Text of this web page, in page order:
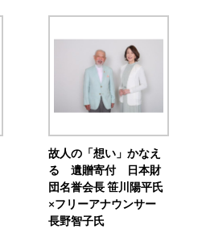
故人の「想い」かなえ
る 遺贈寄付 日本財
団名誉会長 笹川陽平氏
×フリーアナウンサー
長野智子氏